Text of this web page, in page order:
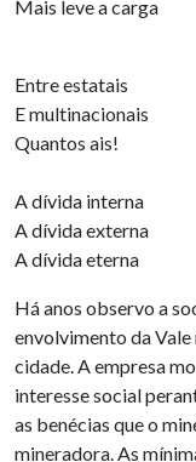
Mais leve a carga
Entre estatais
E multinacionais
Quantos ais!
A dívida interna
A dívida externa
A dívida eterna
Há anos observo a
envolvimento da
cidade. A empresa
interesse social
as benécias que o
mineradora. As